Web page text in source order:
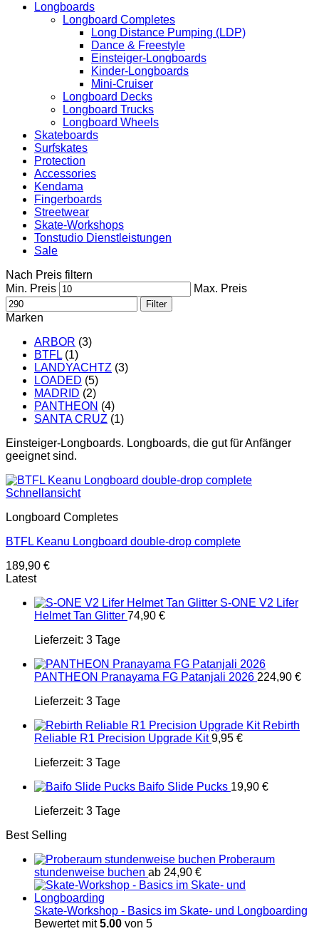
Longboards
Longboard Completes
Long Distance Pumping (LDP)
Dance & Freestyle
Einsteiger-Longboards
Kinder-Longboards
Mini-Cruiser
Longboard Decks
Longboard Trucks
Longboard Wheels
Skateboards
Surfskates
Protection
Accessories
Kendama
Fingerboards
Streetwear
Skate-Workshops
Tonstudio Dienstleistungen
Sale
Nach Preis filtern
Min. Preis
Max. Preis
Filter
Marken
ARBOR (3)
BTFL (1)
LANDYACHTZ (3)
LOADED (5)
MADRID (2)
PANTHEON (4)
SANTA CRUZ (1)
Einsteiger-Longboards. Longboards, die gut für Anfänger
geeignet sind.
Schnellansicht
Longboard Completes
BTFL Keanu Longboard double-drop complete
189,90 €
Latest
S-ONE V2 Lifer
Helmet Tan Glitter 74,90 €
Lieferzeit: 3 Tage
PANTHEON Pranayama FG Patanjali 2026 224,90 €
Lieferzeit: 3 Tage
Rebirth
Reliable R1 Precision Upgrade Kit 9,95 €
Lieferzeit: 3 Tage
Baifo Slide Pucks 19,90 €
Lieferzeit: 3 Tage
Best Selling
Proberaum
stundenweise buchen ab 24,90 €
Skate-Workshop - Basics im Skate- und Longboarding
Bewertet mit5.00 von 5